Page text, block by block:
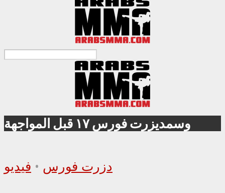
وسمديزرت فورس ١٧ قبل المواجهة
دزرت فورس • فيديو